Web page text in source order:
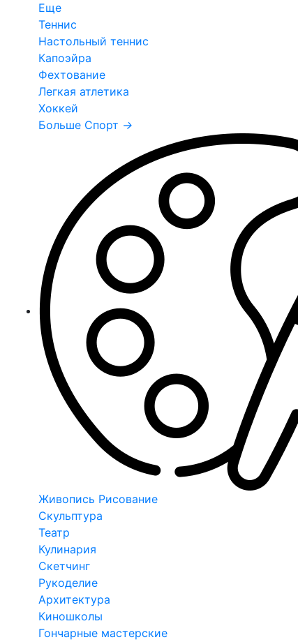
Еще
Теннис
Настольный теннис
Капоэйра
Фехтование
Легкая атлетика
Хоккей
Больше Спорт →
Живопись Рисование
Скульптура
Театр
Кулинария
Скетчинг
Рукоделие
Архитектура
Киношколы
Гончарные мастерские